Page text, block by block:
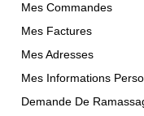
Mes Commandes
Mes Factures
Mes Adresses
Mes Informations
Demande De